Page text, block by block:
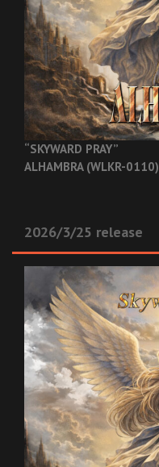
“SKYWARD PRAY”
ALHAMBRA (WLKR-0110)
2026/3/25 release